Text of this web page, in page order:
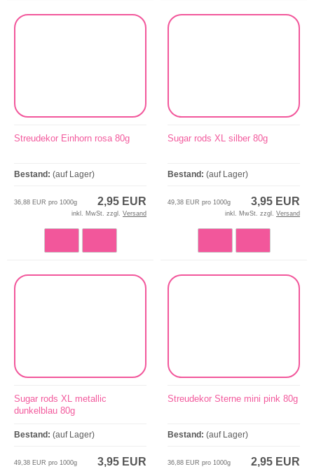
Streudekor Einhorn rosa 80g
Bestand: (auf Lager)
2,95 EUR
36,88 EUR pro 1000g
inkl. MwSt. zzgl. Versand
Sugar rods XL silber 80g
Bestand: (auf Lager)
3,95 EUR
49,38 EUR pro 1000g
inkl. MwSt. zzgl. Versand
Sugar rods XL metallic
dunkelblau 80g
Bestand: (auf Lager)
3,95 EUR
49,38 EUR pro 1000g
Streudekor Sterne mini pink 80g
Bestand: (auf Lager)
2,95 EUR
36,88 EUR pro 1000g